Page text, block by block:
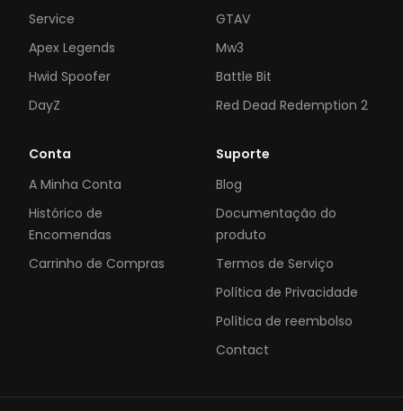
Service
Apex Legends
Hwid Spoofer
DayZ
GTAV
Mw3
Battle Bit
Red Dead Redemption 2
Conta
A Minha Conta
Histórico de
Encomendas
Carrinho de Compras
Suporte
Blog
Documentação do
produto
Termos de Serviço
Política de Privacidade
Política de reembolso
Contact